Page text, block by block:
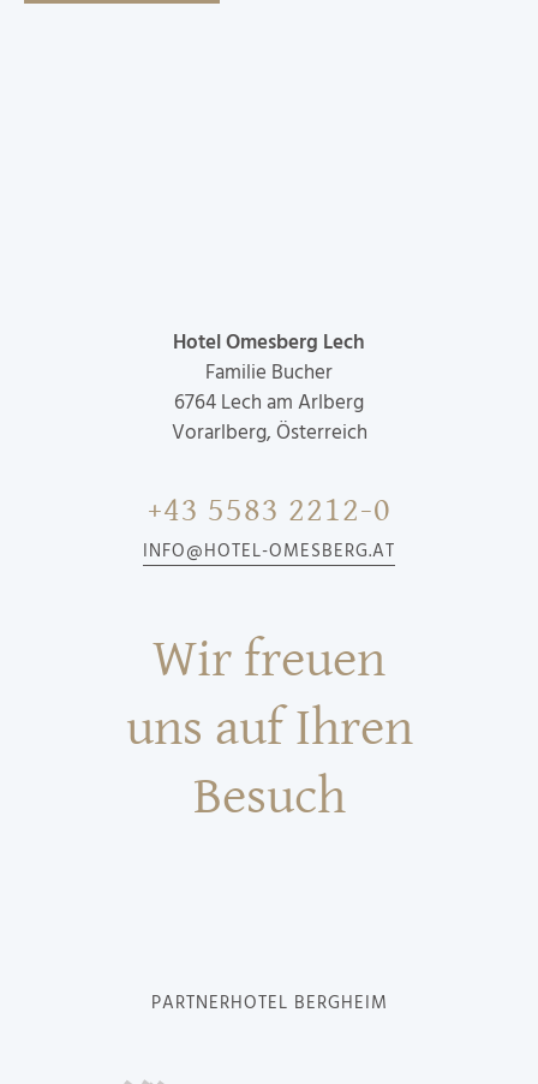
Hotel Omesberg Lech
Familie Bucher
6764 Lech am Arlberg
Vorarlberg, Österreich
+43 5583 2212-0
INFO@HOTEL-OMESBERG.AT
Wir freuen
uns auf Ihren
Besuch
PARTNERHOTEL BERGHEIM